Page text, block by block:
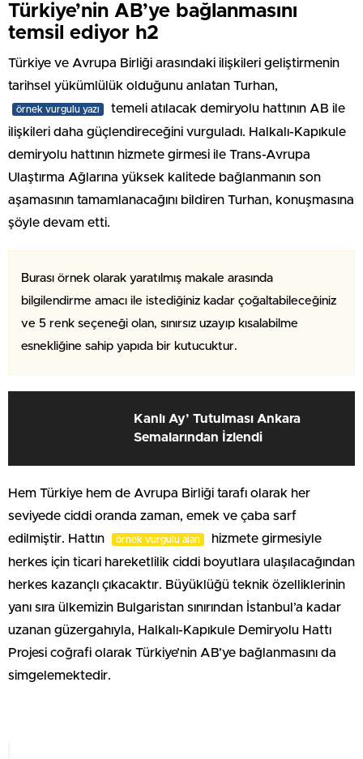
Türkiye’nin AB’ye bağlanmasını
temsil ediyor h2
Türkiye ve Avrupa Birliği arasındaki ilişkileri geliştirmenin
tarihsel yükümlülük olduğunu anlatan Turhan,
örnek vurgulu yazı
temeli atılacak demiryolu hattının AB ile
ilişkileri daha güçlendireceğini vurguladı. Halkalı-Kapıkule
demiryolu hattının hizmete girmesi ile Trans-Avrupa
Ulaştırma Ağlarına yüksek kalitede bağlanmanın son
aşamasının tamamlanacağını bildiren Turhan, konuşmasına
şöyle devam etti.
Burası örnek olarak yaratılmış makale arasında
bilgilendirme amacı ile istediğiniz kadar çoğaltabileceğiniz
ve 5 renk seçeneği olan, sınırsız uzayıp kısalabilme
esnekliğine sahip yapıda bir kutucuktur.
Kanlı Ay’ Tutulması Ankara
Semalarından İzlendi
Hem Türkiye hem de Avrupa Birliği tarafı olarak her
seviyede ciddi oranda zaman, emek ve çaba sarf
edilmiştir. Hattın
örnek vurgulu alan
hizmete girmesiyle
herkes için ticari hareketlilik ciddi boyutlara ulaşılacağından
herkes kazançlı çıkacaktır. Büyüklüğü teknik özelliklerinin
yanı sıra ülkemizin Bulgaristan sınırından İstanbul’a kadar
uzanan güzergahıyla, Halkalı-Kapıkule Demiryolu Hattı
Projesi coğrafi olarak Türkiye’nin AB’ye bağlanmasını da
simgelemektedir.